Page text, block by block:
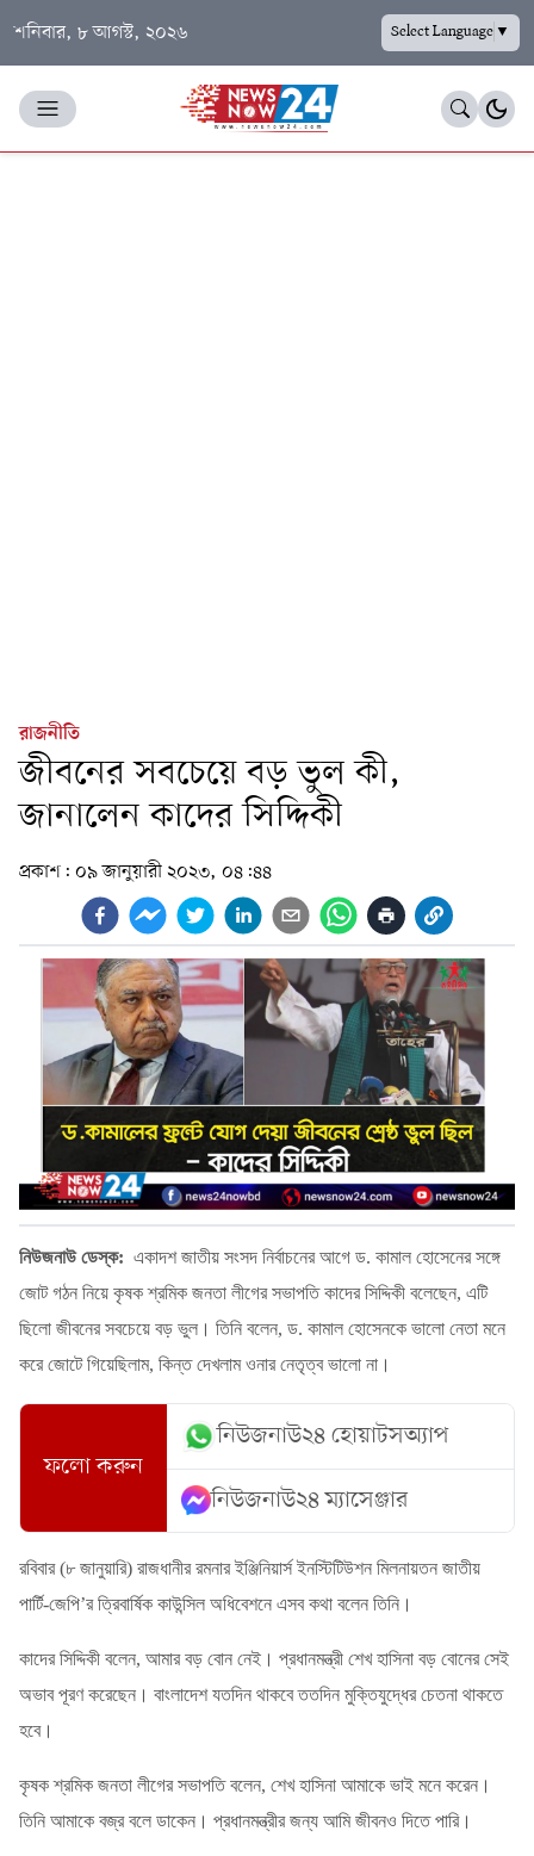
শনিবার, ৮ আগস্ট, ২০২৬ Select Language▼
রাজনীতি
জীবনের সবচেয়ে বড় ভুল কী,
জানালেন কাদের সিদ্দিকী
প্রকাশ: ০৯ জানুয়ারী ২০২৩, ০৪:৪৪
নিউজনাউ ডেস্ক: একাদশ জাতীয় সংসদ নির্বাচনের আগে ড. কামাল হোসেনের সঙ্গে
জোট গঠন নিয়ে কৃষক শ্রমিক জনতা লীগের সভাপতি কাদের সিদ্দিকী বলেছেন, এটি
ছিলো জীবনের সবচেয়ে বড় ভুল। তিনি বলেন, ড. কামাল হোসেনকে ভালো নেতা মনে
করে জোটে গিয়েছিলাম, কিন্ত দেখলাম ওনার নেতৃত্ব ভালো না।
ফলো করুন
নিউজনাউ২৪ হোয়াটসঅ্যাপ
নিউজনাউ২৪ ম্যাসেঞ্জার
রবিবার (৮ জানুয়ারি) রাজধানীর রমনার ইঞ্জিনিয়ার্স ইনস্টিটিউশন মিলনায়তন জাতীয়
পার্টি-জেপি’র ত্রিবার্ষিক কাউন্সিল অধিবেশনে এসব কথা বলেন তিনি।
কাদের সিদ্দিকী বলেন, আমার বড় বোন নেই। প্রধানমন্ত্রী শেখ হাসিনা বড় বোনের সেই
অভাব পূরণ করেছেন। বাংলাদেশ যতদিন থাকবে ততদিন মুক্তিযুদ্ধের চেতনা থাকতে
হবে।
কৃষক শ্রমিক জনতা লীগের সভাপতি বলেন, শেখ হাসিনা আমাকে ভাই মনে করেন।
তিনি আমাকে বজ্র বলে ডাকেন। প্রধানমন্ত্রীর জন্য আমি জীবনও দিতে পারি।